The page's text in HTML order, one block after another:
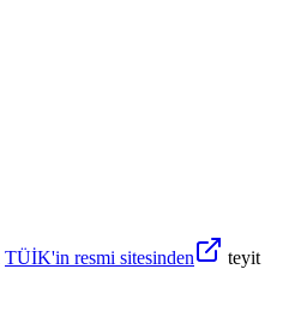
TÜİK'in resmi sitesinden
teyit